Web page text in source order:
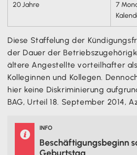
20 Jahre
7
Diese Staffelung der
der Dauer der
ältere Angestellte vorteilhafter
Kolleginnen und Kollegen.
hier keine Diskriminierung
BAG, Urteil 18. September 2014,
 INFO
Beschäftigungsbeginn